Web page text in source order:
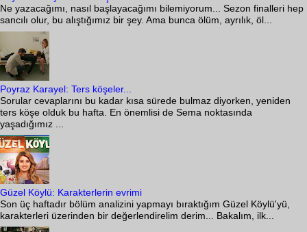
Ne yazacağımı, nasıl başlayacağımı bilemiyorum... Sezon finalleri hep
sancılı olur, bu alıştığımız bir şey. Ama bunca ölüm, ayrılık, öl...
Poyraz Karayel: Ters köşeler...
Sorular cevaplarını bu kadar kısa sürede bulmaz diyorken, yeniden
ters köşe olduk bu hafta. En önemlisi de Sema noktasında
yaşadığımız ...
Güzel Köylü: Karakterlerin evrimi
Son üç haftadır bölüm analizini yapmayı bıraktığım Güzel Köylü'yü,
karakterleri üzerinden bir değerlendirelim derim... Bakalım, ilk...